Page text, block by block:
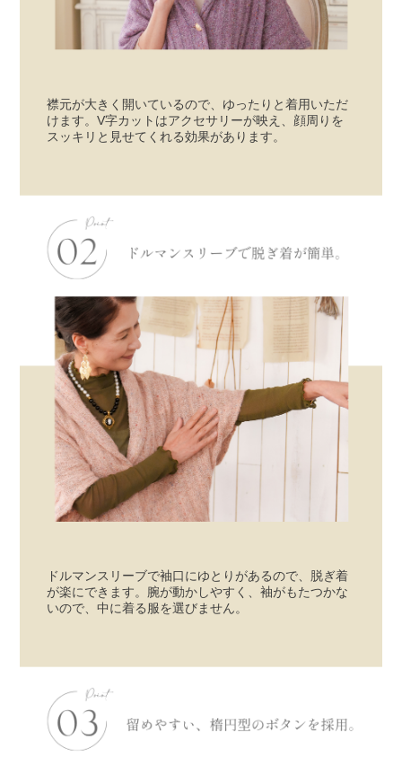
襟元が大きく開いているので、ゆったりと着用いただ
けます。V字カットはアクセサリーが映え、顔周りを
スッキリと見せてくれる効果があります。
ドルマンスリーブで袖口にゆとりがあるので、脱ぎ着
が楽にできます。腕が動かしやすく、袖がもたつかな
いので、中に着る服を選びません。